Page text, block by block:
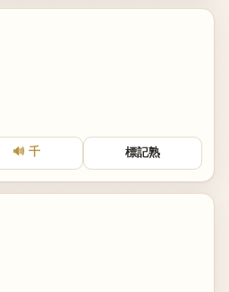
🔊 千 標記熟